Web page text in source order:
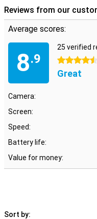
Reviews from our
Average scores:
8.9
25 verified
4.5 stars
Great
Camera:
Screen:
Speed:
Battery life:
Value for money:
Sort by: